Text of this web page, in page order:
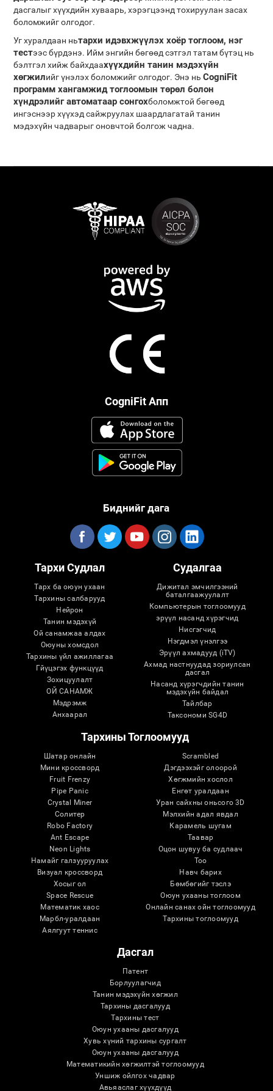
дасгалыг хүүхдийн хуваарь, хэрэгцээнд тохируулан засах
боломжийг олгодог.
Уг хуралдаан ньтархи идэвхжүүлэх хоёр тоглоом, нэг
тестээс бүрдэнэ. Ийм энгийн бөгөөд сэтгэл татам бүтэц нь
бэлтгэл хийж байхдаахүүхдийн танин мэдэхүйн
хөгжилийг үнэлэх боломжийг олгодог. Энэ ньCogniFit
программ хангамжид тоглоомын төрөл болон
хүндрэлийг автоматаар сонгохболомжтой бөгөөд
ингэснээр хүүхэд сайжруулах шаардлагатай танин
мэдэхүйн чадварыг оновчтой болгож чадна.
CogniFit Апп
Биднийг дага
Тархи Судлал
Тарх ба оюун ухаан
Тархины салбарууд
Нейрон
Танин мэдэхүй
Ой санамжаа алдах
Оюуны хомсдол
Тархины үйл ажиллагаа
Гйүцэгэх функцүүд
Зохицуулалт
ОЙ САНАМЖ
Мэдрэмж
Анхаарал
Судалгаа
Дижитал эмчилгээний
баталгаажуулалт
Компьютерын тоглоомууд
эрүүл насанд хүрэгчид
Нисгэгчид
Нэгдмэл үнэлгээ
Эрүүл ахмадууд (iTV)
Ахмад настнуудад зориулсан
дасгал
Насанд хүрэгчдийн танин
мэдэхүйн байдал
Тайлбар
Таксономи SG4D
Тархины Тоглоомууд
Шатар онлайн
Мини кроссворд
Fruit Frenzy
Pipe Panic
Crystal Miner
Солитер
Robo Factory
Ant Escape
Neon Lights
Намайг галзууруулах
Визуал кроссворд
Хосыг ол
Space Rescue
Математик хаос
Марбл-уралдаан
Аялгуут теннис
Scrambled
Дэгдээхэйг олоорой
Хөгжмийн хослол
Eнгөт уралдаан
Уран сайхны оньсого 3D
Мэлхийн адал явдал
Карамель шугам
Таавар
Оцон шувуу ба судлаач
Тоо
Навч барих
Бөмбөгийг тэслэ
Оюун ухааны тоглоом
Онлайн санах ойн тоглоомууд
Тархины тоглоомууд
Дасгал
Патент
Борлуулагчид
Танин мэдэхүйн хөгжил
Тархины дасгалууд
Тархины тест
Оюун ухааны дасгалууд
Хувь хүний ​​тархины сургалт
Оюун ухааны дасгалууд
Математикийн хөгжилтэй тоглоомууд
Уншиж ойлгох чадвар
Авьяаслаг хүүхдүүд